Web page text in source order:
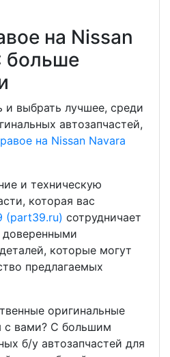
на Nissan
больше
выбрать лучшее, среди
автозапчастей,
на Nissan Navara
и техническую
которая вас
(part39.ru) сотрудничает
доверенными
которые могут
предлагаемых
оригинальные
с вами? С большим
б/у автозапчастей для